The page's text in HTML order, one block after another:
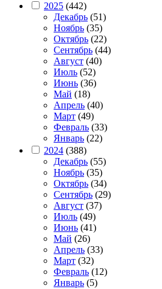
2025 (442)
Декабрь (51)
Ноябрь (35)
Октябрь (22)
Сентябрь (44)
Август (40)
Июль (52)
Июнь (36)
Май (18)
Апрель (40)
Март (49)
Февраль (33)
Январь (22)
2024 (388)
Декабрь (55)
Ноябрь (35)
Октябрь (34)
Сентябрь (29)
Август (37)
Июль (49)
Июнь (41)
Май (26)
Апрель (33)
Март (32)
Февраль (12)
Январь (5)